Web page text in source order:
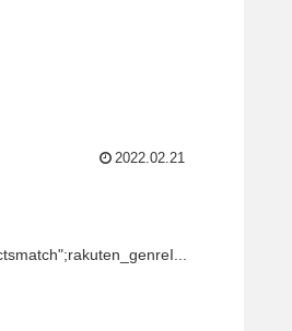
2022.02.21